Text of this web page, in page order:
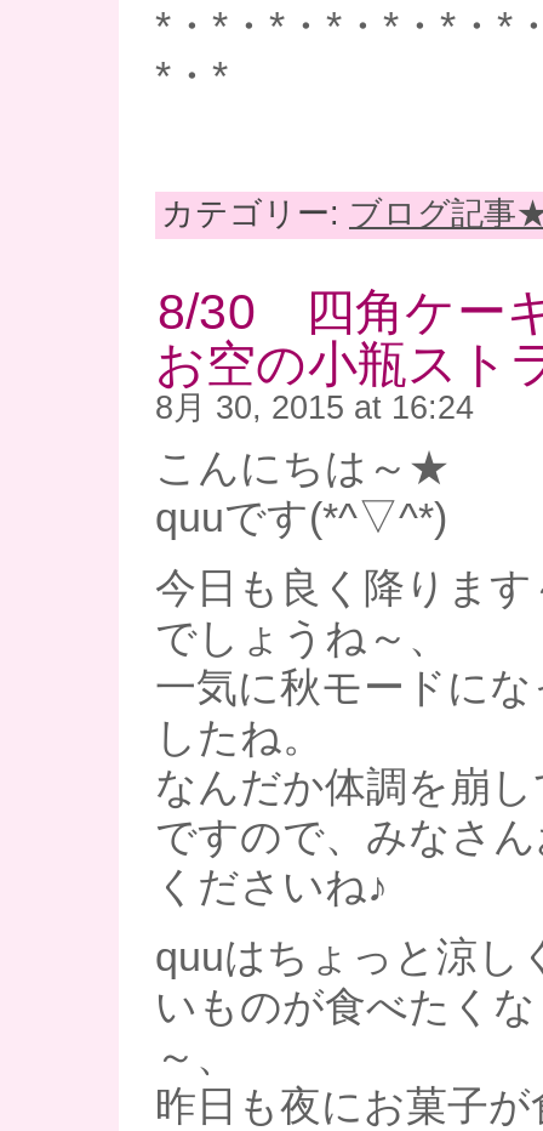
*・*・*・*・*・*・*
*・*
カテゴリー: ブログ記事
8/30 四角ケー
お空の小瓶スト
8月 30, 2015 at 16:24
こんにちは～★
quuです(*^▽^*)
今日も良く降りま
でしょうね～、
一気に秋モードに
したね。
なんだか体調を崩
ですので、みなさ
くださいね♪
quuはちょっと涼し
いものが食べたく
～、
昨日も夜にお菓子